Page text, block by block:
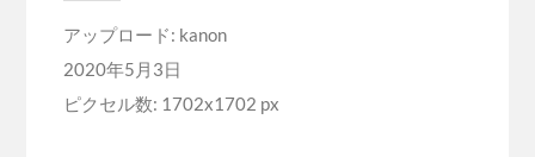
アップロード: kanon
2020年5月3日
ピクセル数: 1702x1702 px